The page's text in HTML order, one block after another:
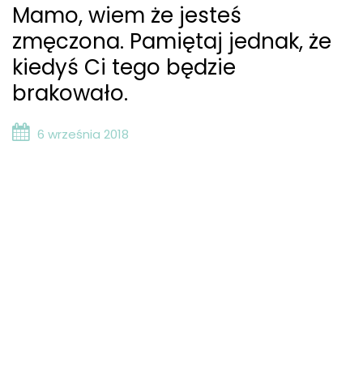
Mamo, wiem że jesteś
zmęczona. Pamiętaj jednak, że
kiedyś Ci tego będzie
brakowało.
6 września 2018